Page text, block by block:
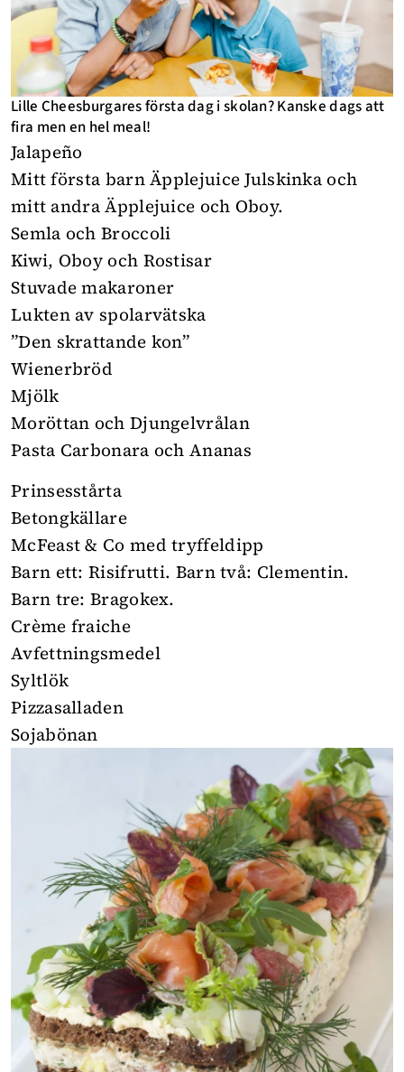
Lille Cheesburgares första dag i skolan? Kanske dags att
fira men en hel meal!
Jalapeño
Mitt första barn Äpplejuice Julskinka och
mitt andra Äpplejuice och Oboy.
Semla och Broccoli
Kiwi, Oboy och Rostisar
Stuvade makaroner
Lukten av spolarvätska
”Den skrattande kon”
Wienerbröd
Mjölk
Moröttan och Djungelvrålan
Pasta Carbonara och Ananas
Prinsesstårta
Betongkällare
McFeast & Co med tryffeldipp
Barn ett: Risifrutti. Barn två: Clementin.
Barn tre: Bragokex.
Crème fraiche
Avfettningsmedel
Syltlök
Pizzasalladen
Sojabönan